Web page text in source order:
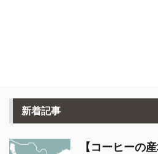
す。 現代において中米はスペ
シャルティコーヒーの代表的
産地のひとつですが、16世紀
から17世紀の歴史の舞台では
も
す
新着記事
【コーヒーの